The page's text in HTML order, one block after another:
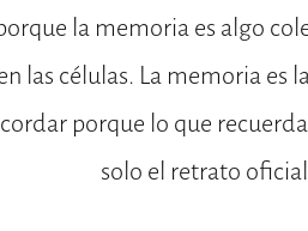
la memoria es algo
las células. La memoria es
porque lo que
solo el retrato